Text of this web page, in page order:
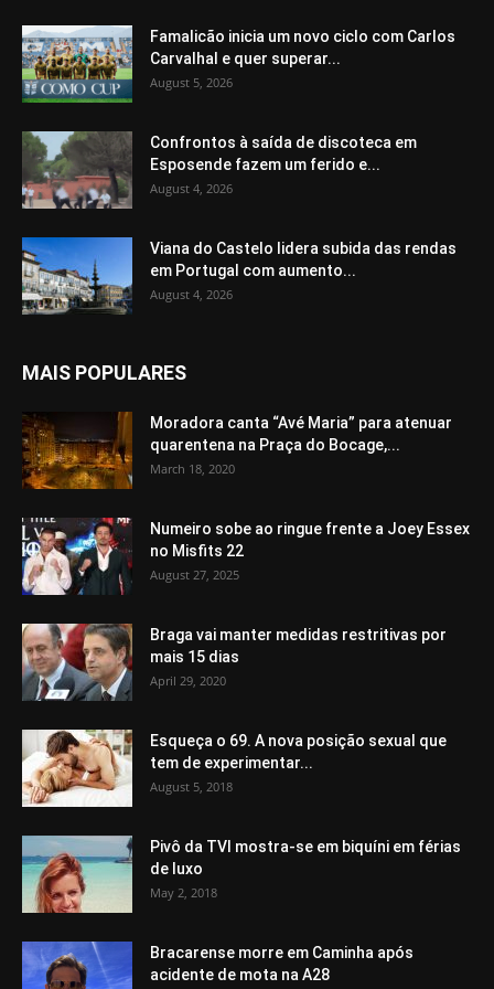
Famalicão inicia um novo ciclo com Carlos
Carvalhal e quer superar...
August 5, 2026
Confrontos à saída de discoteca em
Esposende fazem um ferido e...
August 4, 2026
Viana do Castelo lidera subida das rendas
em Portugal com aumento...
August 4, 2026
MAIS POPULARES
Moradora canta “Avé Maria” para atenuar
quarentena na Praça do Bocage,...
March 18, 2020
Numeiro sobe ao ringue frente a Joey Essex
no Misfits 22
August 27, 2025
Braga vai manter medidas restritivas por
mais 15 dias
April 29, 2020
Esqueça o 69. A nova posição sexual que
tem de experimentar...
August 5, 2018
Pivô da TVI mostra-se em biquíni em férias
de luxo
May 2, 2018
Bracarense morre em Caminha após
acidente de mota na A28